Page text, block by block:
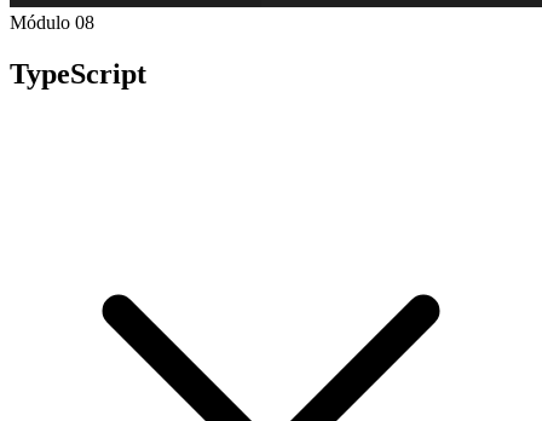
Módulo 08
TypeScript